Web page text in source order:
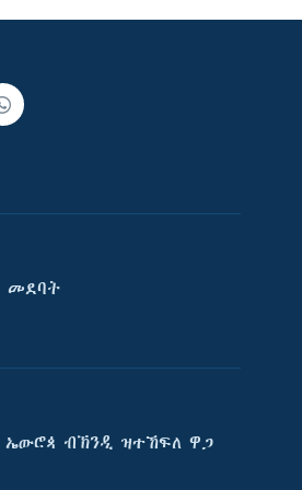
መደባት
ኤውሮጳ ብኽንዲ ዝተኸፍለ ዋጋ